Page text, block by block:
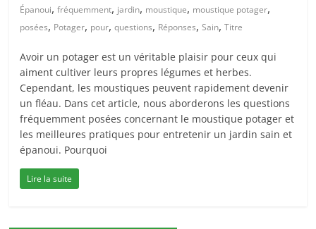
Épanoui,fréquemment, jardin, moustique, moustique potager,
posées, Potager, pour,questions, Réponses,Sain,Titre
Avoir un potager est un véritable plaisir pour ceux qui
aiment cultiver leurs propres légumes et herbes.
Cependant, les moustiques peuvent rapidement devenir
un fléau. Dans cet article, nous aborderons les questions
fréquemment posées concernant le moustique potager et
les meilleures pratiques pour entretenir un jardin sain et
épanoui. Pourquoi
Lire la suite